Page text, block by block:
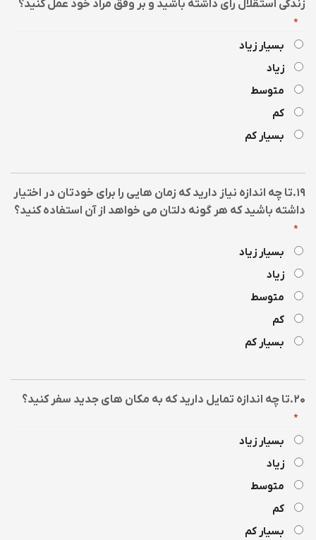
زندگی استقلال رای داشته باشید و بر وفق مراد خود عمل کنید؟
*
بسیار زیاد
زیاد
متوسط
کم
بسیار کم
۱۹.تا چه اندازه نیاز دارید که زمان هایی را برای خودتان در اختیار
داشته باشید که هر گونه دلتان می خواهد از آن استفاده کنید؟
*
بسیار زیاد
زیاد
متوسط
کم
بسیار کم
۲۰.تا چه اندازه تمایل دارید که به مکان های جدید سفر کنید؟
*
بسیار زیاد
زیاد
متوسط
کم
بسیار کم